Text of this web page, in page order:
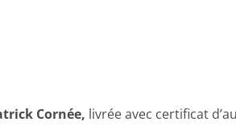
Cornée, livrée avec certificat